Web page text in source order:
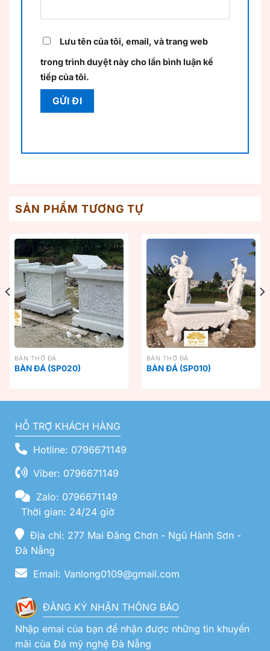
Lưu tên của tôi, email, và trang web
trong trình duyệt này cho lần bình luận kế
tiếp của tôi.
SẢN PHẨM TƯƠNG TỰ
BÀN THỜ ĐÁ
BÀN ĐÁ (SP020)
BÀN THỜ ĐÁ
BÀN ĐÁ (SP010)
HỖ TRỢ KHÁCH HÀNG
Hotline: 0796671149
Viber: 0796671149
Zalo: 0796671149
Thời gian: 24/24 giờ
Địa chỉ: 277 Mai Đăng Chơn - Ngũ Hành Sơn -
Đà Nẵng
Email: Vanlong0109@gmail.com
ĐĂNG KÝ NHẬN THÔNG BÁO
Nhập emai của bạn để nhận được những tin khuyến
mãi của Đá mỹ nghệ Đà Nẵng